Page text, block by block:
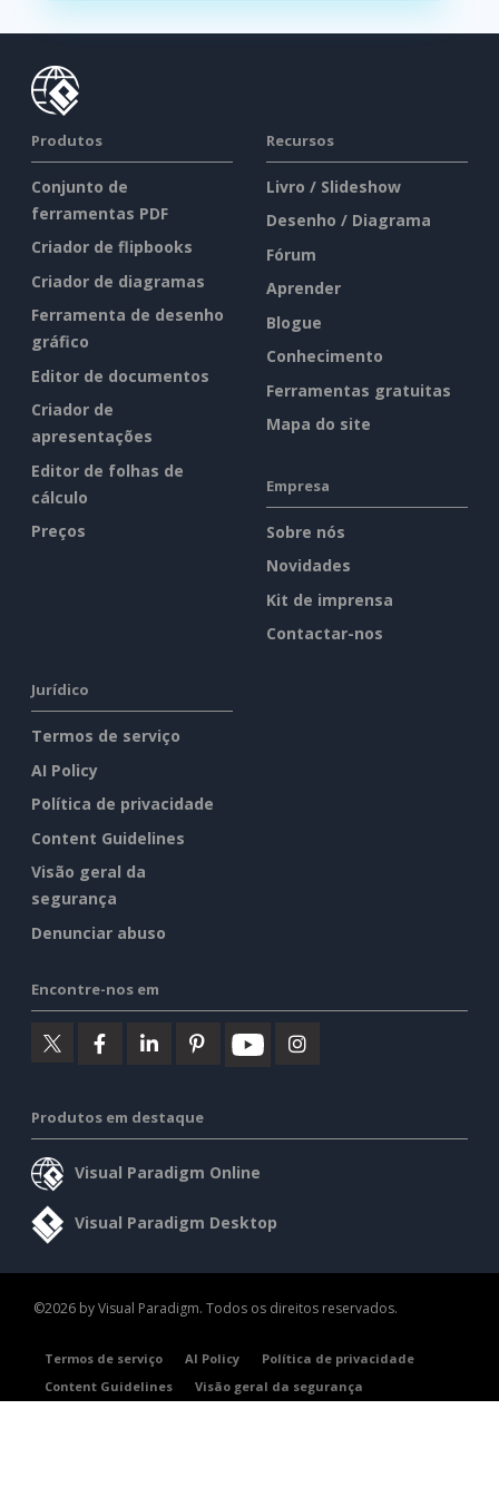
Produtos
Conjunto de
ferramentas PDF
Criador de flipbooks
Criador de diagramas
Ferramenta de desenho
gráfico
Editor de documentos
Criador de
apresentações
Editor de folhas de
cálculo
Preços
Recursos
Livro / Slideshow
Desenho / Diagrama
Fórum
Aprender
Blogue
Conhecimento
Ferramentas gratuitas
Mapa do site
Empresa
Sobre nós
Novidades
Kit de imprensa
Contactar-nos
Jurídico
Termos de serviço
AI Policy
Política de privacidade
Content Guidelines
Visão geral da
segurança
Denunciar abuso
Encontre-nos em
Produtos em destaque
Visual Paradigm Online
Visual Paradigm Desktop
©2026 by Visual Paradigm. Todos os direitos reservados.
Termos de serviço AI Policy
Política de privacidade
Content Guidelines
Visão geral da segurança